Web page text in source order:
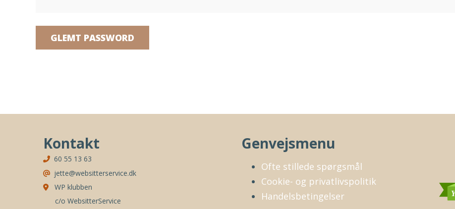
GLEMT PASSWORD
Kontakt
60 55 13 63
jette@websitterservice.dk
WP klubben
c/o WebsitterService
Genvejsmenu
Ofte stillede spørgsmål
Cookie- og privatlivspolitik
Handelsbetingelser